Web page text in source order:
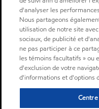
d'analyser les
Nous partageons
utilisation de notre site
sociaux, de publicité et
ne pas participer à ce
les témoins facultatifs » ou
d'exclusion de votre
d'informations et d'options